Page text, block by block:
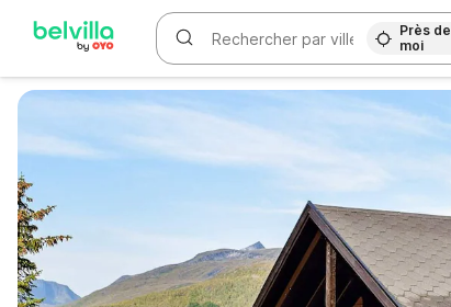
WIZARD MEMBER
Près de
moi